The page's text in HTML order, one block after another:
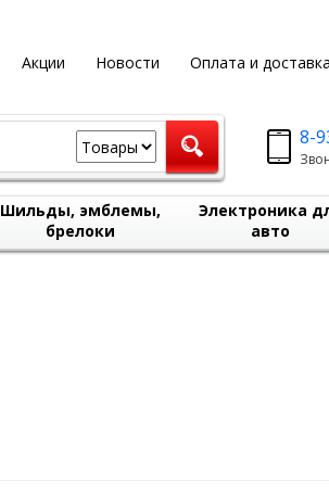
Акции Новости Оплата и доставка
8-
Шильды, эмблемы,
брелоки
Электроника
авто